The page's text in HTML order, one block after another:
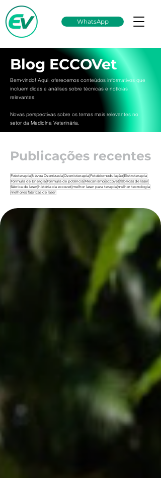
WhatsApp
Blog ECCOVet
Bem-vindo! Aqui, oferecemos conteúdos informativos que
incluem dicas e análises sobre técnicas e notícias
relevantes.
Novas perspectivas sobre os temas mais relevantes no
setor da Medicína Veterinária.
Publicações recentes
Fototerapia Névoa Ozonizada Ozonioterapia Fotobiomodulação Eletroterapia
Fórmula de Energia Fórmula de potência Mecanismo eccovet fabricas de laser
fábrica de laser história da eccovet melhor laser para terapia melhor tecnologia
melhores fabricas de laser